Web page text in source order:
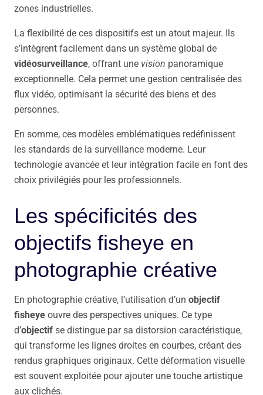
zones industrielles.
La flexibilité de ces dispositifs est un atout majeur. Ils
s’intègrent facilement dans un système global de
vidéosurveillance, offrant une vision panoramique
exceptionnelle. Cela permet une gestion centralisée des
flux vidéo, optimisant la sécurité des biens et des
personnes.
En somme, ces modèles emblématiques redéfinissent
les standards de la surveillance moderne. Leur
technologie avancée et leur intégration facile en font des
choix privilégiés pour les professionnels.
Les spécificités des
objectifs fisheye en
photographie créative
En photographie créative, l’utilisation d’un objectif
fisheye ouvre des perspectives uniques. Ce type
d’objectif se distingue par sa distorsion caractéristique,
qui transforme les lignes droites en courbes, créant des
rendus graphiques originaux. Cette déformation visuelle
est souvent exploitée pour ajouter une touche artistique
aux clichés.